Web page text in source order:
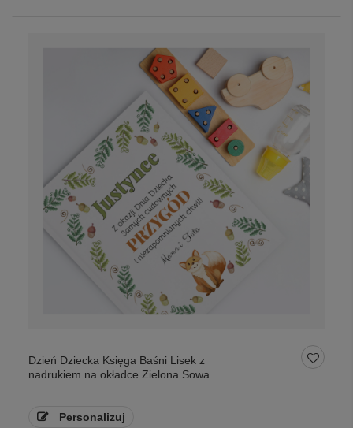
Dzień Dziecka Księga Baśni Lisek z
nadrukiem na okładce Zielona Sowa
Personalizuj